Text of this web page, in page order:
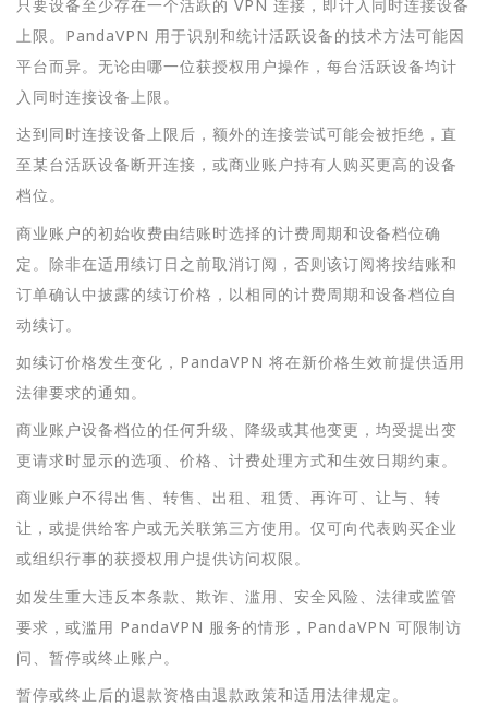
只要设备至少存在一个活跃的 VPN 连接，即计入同时连接设备
上限。PandaVPN 用于识别和统计活跃设备的技术方法可能因
平台而异。无论由哪一位获授权用户操作，每台活跃设备均计
入同时连接设备上限。
达到同时连接设备上限后，额外的连接尝试可能会被拒绝，直
至某台活跃设备断开连接，或商业账户持有人购买更高的设备
档位。
商业账户的初始收费由结账时选择的计费周期和设备档位确
定。除非在适用续订日之前取消订阅，否则该订阅将按结账和
订单确认中披露的续订价格，以相同的计费周期和设备档位自
动续订。
如续订价格发生变化，PandaVPN 将在新价格生效前提供适用
法律要求的通知。
商业账户设备档位的任何升级、降级或其他变更，均受提出变
更请求时显示的选项、价格、计费处理方式和生效日期约束。
商业账户不得出售、转售、出租、租赁、再许可、让与、转
让，或提供给客户或无关联第三方使用。仅可向代表购买企业
或组织行事的获授权用户提供访问权限。
如发生重大违反本条款、欺诈、滥用、安全风险、法律或监管
要求，或滥用 PandaVPN 服务的情形，PandaVPN 可限制访
问、暂停或终止账户。
暂停或终止后的退款资格由退款政策和适用法律规定。